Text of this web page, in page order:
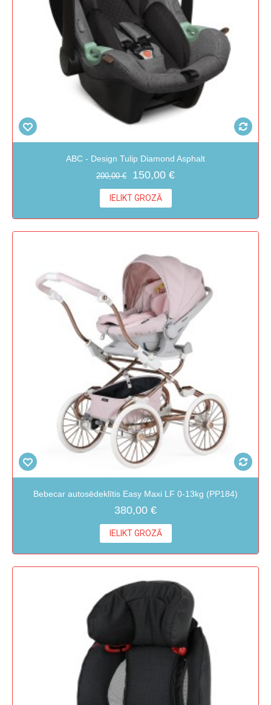
ABC - Design Tulip Diamond Asphalt
200,00 € 150,00 €
IELIKT GROZĀ
Bebecar autosēdeklītis Easy Maxi LF 0-13kg (PP184)
380,00 €
IELIKT GROZĀ